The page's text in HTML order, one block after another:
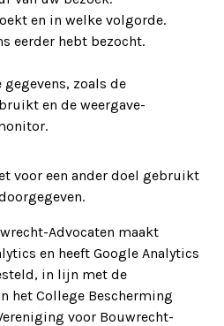
en in welke volgorde.
eerder hebt bezocht.
gegevens, zoals de
en de weergave-
voor een ander doel gebruikt
Advocaten maakt
en heeft Google Analytics
in lijn met de
het College Bescherming
voor Bouwrecht-